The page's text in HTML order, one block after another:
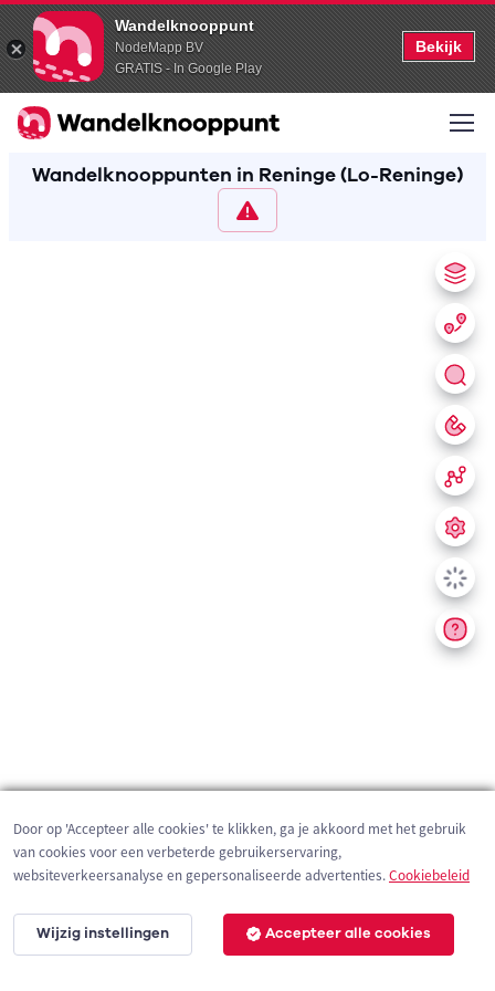
Wandelknooppunt
NodeMapp BV
GRATIS - In Google Play
Bekijk
Wandelknooppunten in Reninge (Lo-Reninge)
200 m
Door op 'Accepteer alle cookies' te klikken, ga je akkoord met het gebruik
van cookies voor een verbeterde gebruikerservaring,
websiteverkeersanalyse en gepersonaliseerde advertenties.Cookiebeleid
Wijzig instellingen Accepteer alle cookies